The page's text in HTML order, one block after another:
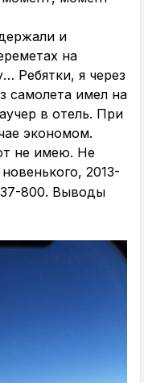
и
на
Ребятки, я через
самолета имел на
в отель. При
экономом.
не имею. Не
2013-
800. Выводы